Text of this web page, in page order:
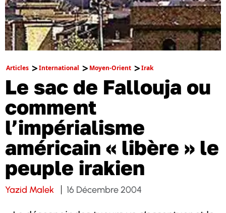
Articles International Moyen-Orient Irak
Le sac de Fallouja ou
comment
l’impérialisme
américain « libère » le
peuple irakien
Yazid Malek 16 Décembre 2004